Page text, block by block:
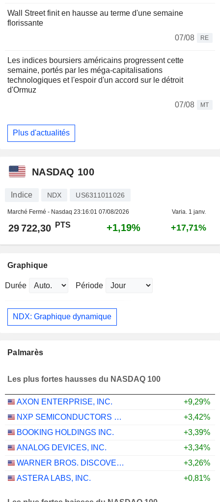
Wall Street finit en hausse au terme d'une semaine
florissante
07/08
RE
Les indices boursiers américains progressent cette
semaine, portés par les méga-capitalisations
technologiques et l'espoir d'un accord sur le détroit
d'Ormuz
07/08
MT
Plus d'actualités
NASDAQ 100
Indice NDX US6311011026
Marché Fermé - Nasdaq 23:16:01 07/08/2026 Varia. 1 janv.
29 722,30 PTS +1,19% +17,71%
Graphique
Durée Période
NDX: Graphique dynamique
Palmarès
Les plus fortes hausses du NASDAQ 100
AXON ENTERPRISE, INC.
+9,29%
NXP SEMICONDUCTORS N.V.
+3,42%
BOOKING HOLDINGS INC.
+3,39%
ANALOG DEVICES, INC.
+3,34%
WARNER BROS. DISCOVERY, INC.
+3,26%
ASTERA LABS, INC.
+0,81%